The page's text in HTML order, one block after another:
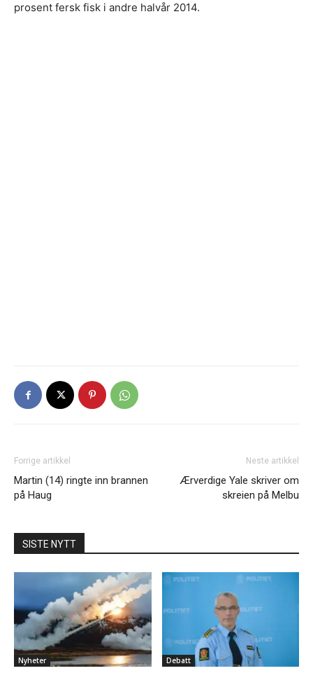
prosent fersk fisk i andre halvår 2014.
Forrige artikkel
Martin (14) ringte inn brannen
på Haug
Neste artikkel
Ærverdige Yale skriver om
skreien på Melbu
SISTE NYTT
Nyheter Debatt